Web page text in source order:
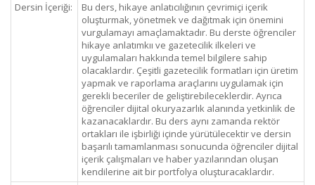
Dersin İçeriği:
Bu ders, hikaye anlatıcılığının çevrimiçi içerik
oluşturmak, yönetmek ve dağıtmak için önemini
vurgulamayı amaçlamaktadır. Bu derste öğrenciler
hikaye anlatımkıı ve gazetecilik ilkeleri ve
uygulamaları hakkında temel bilgilere sahip
olacaklardır. Çeşitli gazetecilik formatları için üretim
yapmak ve raporlama araçlarını uygulamak için
gerekli beceriler de geliştirebileceklerdir. Ayrıca
öğrenciler dijital okuryazarlık alanında yetkinlik de
kazanacaklardır. Bu ders aynı zamanda rektör
ortakları ile işbirliği içinde yürütülecektir ve dersin
başarılı tamamlanması sonucunda öğrenciler dijital
içerik çalışmaları ve haber yazılarından oluşan
kendilerine ait bir portfolya oluşturacaklardır.